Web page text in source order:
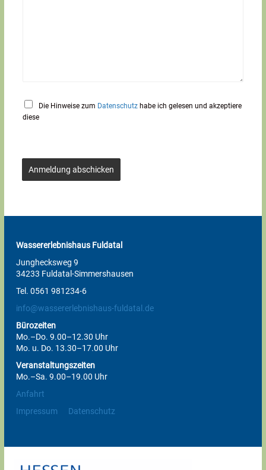
Die Hinweise zum Datenschutz habe ich gelesen und akzeptiere
diese
Anmeldung abschicken
Wassererlebnishaus Fuldatal
Junghecksweg 9
34233 Fuldatal-Simmershausen
Tel. 0561 981234-6
info@wassererlebnishaus-fuldatal.de
Bürozeiten
Mo.–Do. 9.00–12.30 Uhr
Mo. u. Do. 13.30–17.00 Uhr
Veranstaltungszeiten
Mo.–Sa. 9.00–19.00 Uhr
Anfahrt
Impressum
Datenschutz